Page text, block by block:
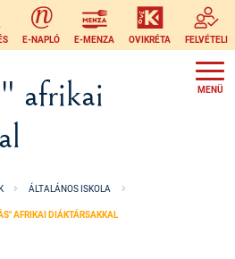
E-NAPLÓ E-MENZA OVIKRÉTA FELVÉTELI
afrikai
ÁLTALÁNOS ISKOLA
AFRIKAI DIÁKTÁRSAKKAL